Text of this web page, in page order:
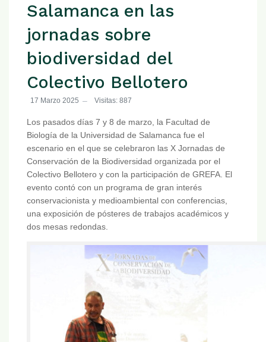
Salamanca en las
jornadas sobre
biodiversidad del
Colectivo Bellotero
17 Marzo 2025 Visitas: 887
Los pasados días 7 y 8 de marzo, la Facultad de
Biología de la Universidad de Salamanca fue el
escenario en el que se celebraron las X Jornadas de
Conservación de la Biodiversidad organizada por el
Colectivo Bellotero y con la participación de GREFA. El
evento contó con un programa de gran interés
conservacionista y medioambiental con conferencias,
una exposición de pósteres de trabajos académicos y
dos mesas redondas.